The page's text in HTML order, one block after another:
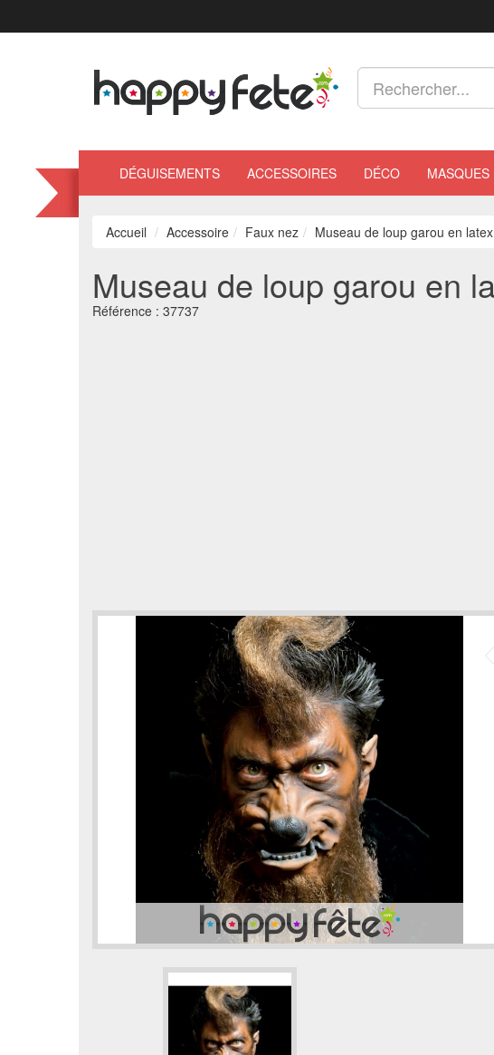
DÉGUISEMENTS ACCESSOIRES DÉCO MASQUES
Accueil Accessoire Faux nez Museau de loup garou en latex
Museau de loup garou en
Référence : 37737